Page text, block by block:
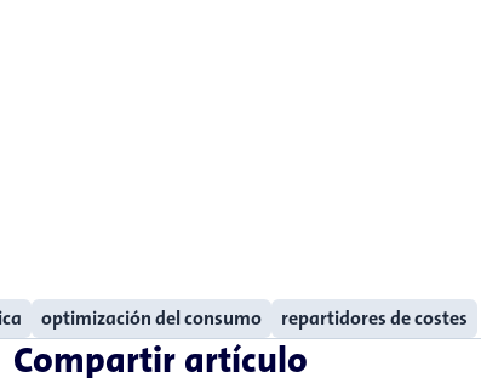
optimización del consumo repartidores de costes
Compartir artículo